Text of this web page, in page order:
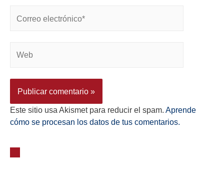
Este sitio usa Akismet para reducir el spam. Aprende
cómo se procesan los datos de tus comentarios.